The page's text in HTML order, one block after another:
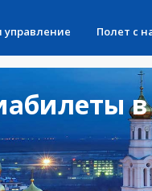
управление Полет с
в